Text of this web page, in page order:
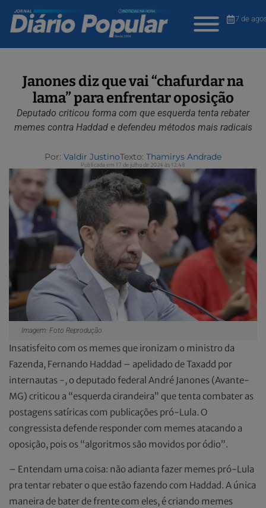
7 de
Janones diz que vai “chafurdar na
lama” para enfrentar oposição
Deputado criticou forma com que esquerda tenta rebater
memes contra Haddad e defendeu métodos mais radicais
Por: Valdir JustinoTexto: Thamirys Andrade
Publicada em 17 de julho de 2024 às 12:48
Imagem: Foto Reprodução
Insatisfeito com os memes que ironizam o ministro da
Fazenda, Fernando Haddad – apelidado de Taxadd por
internautas -, o deputado federal André Janones (Avante-
MG) criticou a “esquerda cirandeira” que tenta combater as
postagens satíricas com publicações pró-Lula. O
congressista defende responder com memes atacando a
oposição, pois os “algoritmos são movidos por ódio”.
– Entendam uma coisa: não adianta fazer memes pró-Lula
pra tentar rebater o que estão fazendo com Haddad. A única
maneira de bater de frente com eles, é criando memes